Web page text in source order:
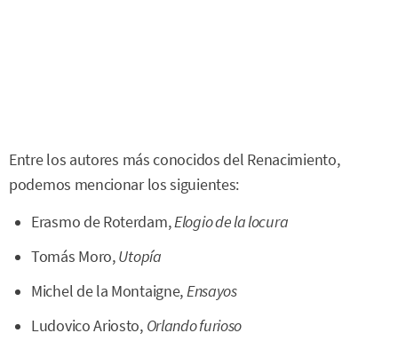
Entre los autores más conocidos del Renacimiento,
podemos mencionar los siguientes:
Erasmo de Roterdam,Elogio de la locura
Tomás Moro,Utopía
Michel de la Montaigne,Ensayos
Ludovico Ariosto, Orlando furioso